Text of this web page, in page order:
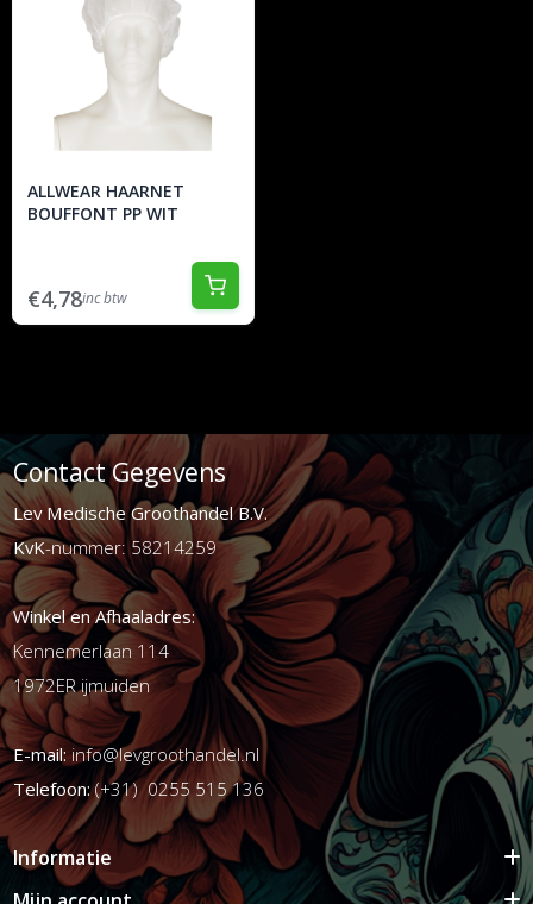
ALLWEAR HAARNET
BOUFFONT PP WIT
€4,78inc btw
Contact Gegevens
Lev Medische Groothandel B.V.
KvK-nummer: 58214259
Winkel en Afhaaladres:
Kennemerlaan 114
1972ER ijmuiden
E-mail:info@levgroothandel.nl
Telefoon:(+31) 0255 515 136
Informatie